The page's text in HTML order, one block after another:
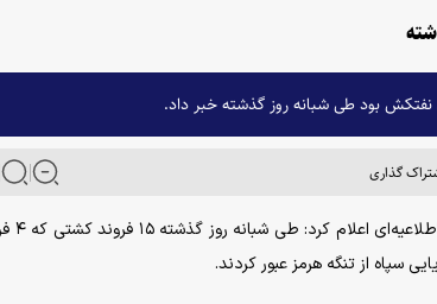
گذاری
به گزارش
سپاه از تنگه هرمز عبور کردند.